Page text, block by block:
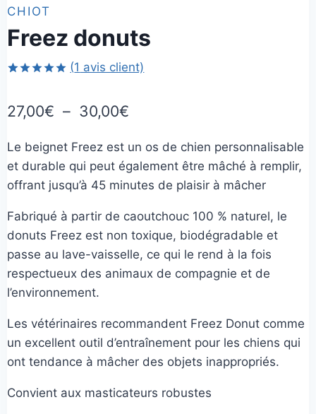
CHIOT
Freez donuts
sur
notation
(1 avis client)
27,00€ – 30,00€
prix :
27,00€
30,00€
Le beignet Freez est un os de chien personnalisable
et durable qui peut également être mâché à remplir,
offrant jusqu’à 45 minutes de plaisir à mâcher
Fabriqué à partir de caoutchouc 100 % naturel, le
donuts Freez est non toxique, biodégradable et
passe au lave-vaisselle, ce qui le rend à la fois
respectueux des animaux de compagnie et de
l’environnement.
Les vétérinaires recommandent Freez Donut comme
un excellent outil d’entraînement pour les chiens qui
ont tendance à mâcher des objets inappropriés.
Convient aux masticateurs robustes